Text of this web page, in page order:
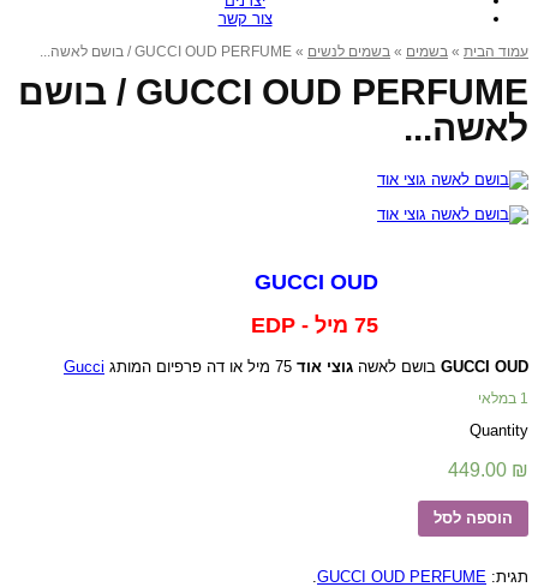
צור קשר
עמוד הבית » בשמים » בשמים לנשים » GUCCI OUD PERFUME / בושם לאשה...
GUCCI OUD PERFUME / בושם
לאשה...
GUCCI OUD בושם לאשה גוצי אוד Gucci
1 במלאי
Quantity
449.00 ₪
הוספה לסל
תגית: GUCCI OUD PERFUME